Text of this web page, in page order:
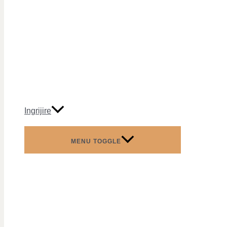
Ingrijire
MENU TOGGLE